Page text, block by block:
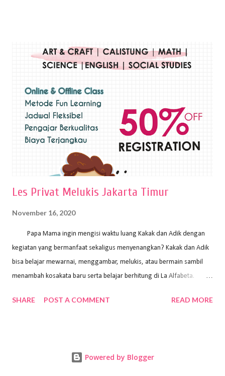
menggunakan bahan dasar cat air, cat akrilik, atau cat minyak dengan
sapuan warna cat yang tebal. Dengan memberikan sapuan warna
pelukis untuk menghasilkan lukisan yang mempesona dan tentunya
bernilai tinggi. Ciri teknik plakat Ciri-ciri teknik plakat, yaitu: Sapuan
warna yang kental dan tebal. Hasil lukisan menutupi seluruh bagian
medianya Mem...
Les Privat Melukis Jakarta Timur
November 16, 2020
Papa Mama ingin mengisi waktu luang Kakak dan Adik dengan
kegiatan yang bermanfaat sekaligus menyenangkan? Kakak dan Adik
bisa belajar mewarnai, menggambar, melukis, atau bermain sambil
menambah kosakata baru serta belajar berhitung di La Alfabeta.
kok untuk mengajar dengan metode yang fun, La Alfabeta
Alfabeta. ⁣⁣⁣⁣Ada pilihan online class maupun offline class lho! Cek
SHARE POST A COMMENT READ MORE
Powered by Blogger